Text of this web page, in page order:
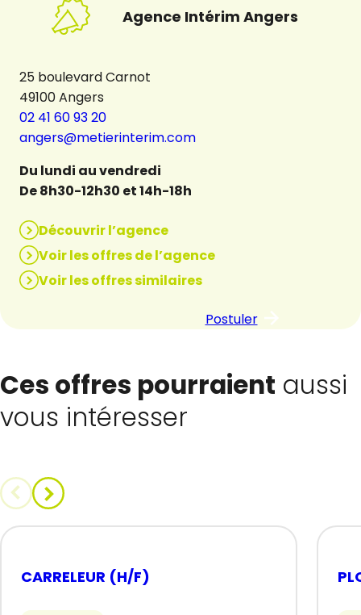
Agence Intérim Angers
25 boulevard Carnot
49100 Angers
02 41 60 93 20
angers@metierinterim.com
Du lundi au vendredi
De 8h30-12h30 et 14h-18h
Découvrir l’agence
Voir les offres de l’agence
Voir les offres similaires
Postuler
Ces offres pourraient aussi
vous intéresser
CARRELEUR (H/F)